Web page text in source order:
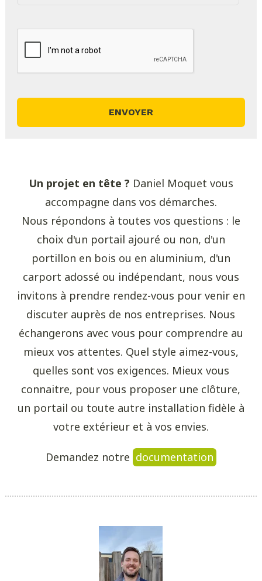
Un projet en tête ? Daniel Moquet vous
accompagne dans vos démarches.
Nous répondons à toutes vos questions : le
choix d'un portail ajouré ou non, d'un
portillon en bois ou en aluminium, d'un
carport adossé ou indépendant, nous vous
invitons à prendre rendez-vous pour venir en
discuter auprès de nos entreprises. Nous
échangerons avec vous pour comprendre au
mieux vos attentes. Quel style aimez-vous,
quelles sont vos exigences. Mieux vous
connaitre, pour vous proposer une clôture,
un portail ou toute autre installation fidèle à
votre extérieur et à vos envies.
Demandez notre documentation